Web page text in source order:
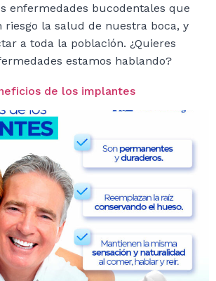
enfermedades bucodentales que
riesgo la salud de nuestra boca, y
a toda la población. ¿Quieres
estamos hablando?
de los implantes